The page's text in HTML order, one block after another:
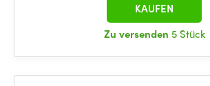
Zu versenden 5 Stück
KAUFEN